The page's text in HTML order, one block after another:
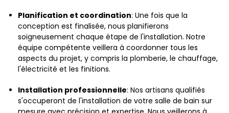
Planification et coordination: Une fois que la
conception est finalisée, nous planifierons
soigneusement chaque étape de l'installation. Notre
équipe compétente veillera à coordonner tous les
aspects du projet, y compris la plomberie, le chauffage,
l'électricité et les finitions.
Installation professionnelle: Nos artisans qualifiés
s'occuperont de l'installation de votre salle de bain sur